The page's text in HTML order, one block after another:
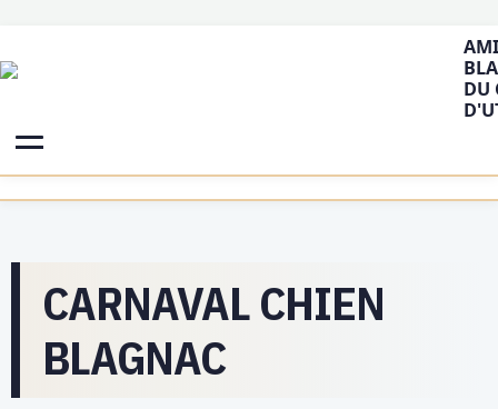
DU
CARNAVAL CHIEN
BLAGNAC